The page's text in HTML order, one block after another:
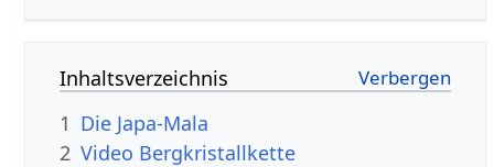
Inhaltsverzeichnis
1 Die Japa-Mala
2 Video Bergkristallkette